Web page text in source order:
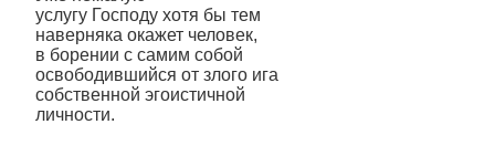
услугу Господу хотя бы тем
наверняка окажет человек,
в борении с самим собой
освободившийся от злого ига
собственной эгоистичной
личности.